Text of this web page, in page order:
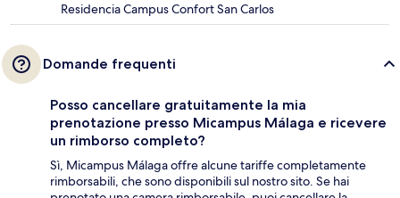
Residencia Campus Confort San Carlos
Domande frequenti
Posso cancellare gratuitamente la mia
prenotazione presso Micampus Málaga e ricevere
un rimborso completo?
Sì, Micampus Málaga offre alcune tariffe completamente
rimborsabili, che sono disponibili sul nostro sito. Se hai